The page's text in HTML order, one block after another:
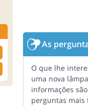
As
O que lhe
uma nova
informações
perguntas mais